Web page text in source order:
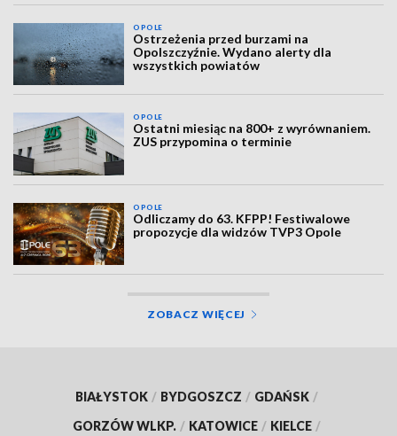
OPOLE
Ostrzeżenia przed burzami na
Opolszczyźnie. Wydano alerty dla
wszystkich powiatów
OPOLE
Ostatni miesiąc na 800+ z wyrównaniem.
ZUS przypomina o terminie
OPOLE
Odliczamy do 63. KFPP! Festiwalowe
propozycje dla widzów TVP3 Opole
ZOBACZ WIĘCEJ
BIAŁYSTOK / BYDGOSZCZ / GDAŃSK /
GORZÓW WLKP. / KATOWICE / KIELCE /